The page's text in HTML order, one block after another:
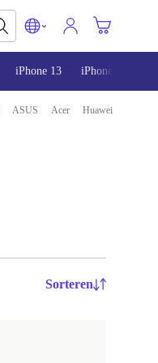
iPhone 13 iPhone 14
ASUS Acer Huawei
Sorteren